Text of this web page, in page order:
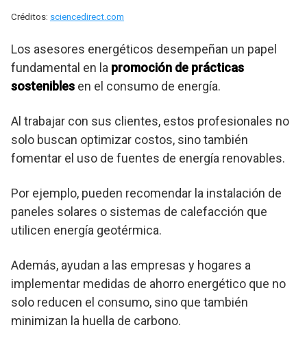
Créditos: sciencedirect.com
Los asesores energéticos desempeñan un papel
fundamental en la promoción de prácticas
sostenibles en el consumo de energía.
Al trabajar con sus clientes, estos profesionales no
solo buscan optimizar costos, sino también
fomentar el uso de fuentes de energía renovables.
Por ejemplo, pueden recomendar la instalación de
paneles solares o sistemas de calefacción que
utilicen energía geotérmica.
Además, ayudan a las empresas y hogares a
implementar medidas de ahorro energético que no
solo reducen el consumo, sino que también
minimizan la huella de carbono.